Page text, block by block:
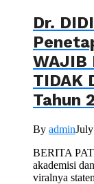
Dr.
WAJIB
TIDAK
Tahun
By admin
BERITA
akademisi
viralnya